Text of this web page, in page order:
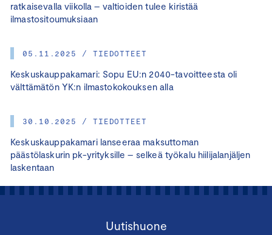
ratkaisevalla viikolla – valtioiden tulee kiristää
ilmastositoumuksiaan
05.11.2025 / TIEDOTTEET
Keskuskauppakamari: Sopu EU:n 2040-tavoitteesta oli
välttämätön YK:n ilmastokokouksen alla
30.10.2025 / TIEDOTTEET
Keskuskauppakamari lanseeraa maksuttoman
päästölaskurin pk-yrityksille – selkeä työkalu hiilijalanjäljen
laskentaan
Uutishuone